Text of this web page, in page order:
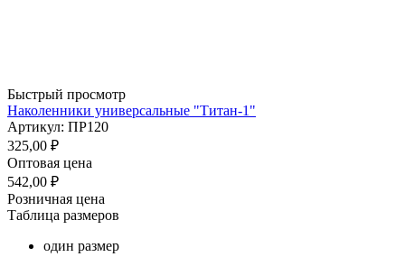
Быстрый просмотр
Наколенники универсальные "Титан-1"
Артикул: ПР120
325,00 ₽
Оптовая цена
542,00 ₽
Розничная цена
Таблица размеров
один размер